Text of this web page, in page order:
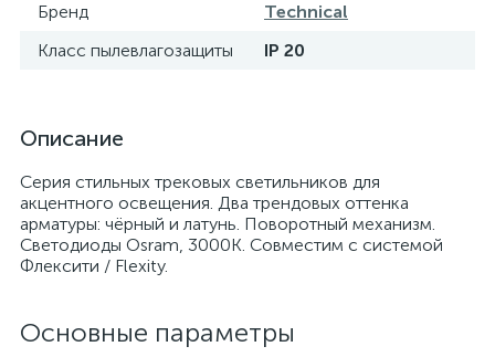
Бренд
Technical
Класс пылевлагозащиты
IP 20
Описание
Серия стильных трековых светильников для
акцентного освещения. Два трендовых оттенка
арматуры: чёрный и латунь. Поворотный механизм.
Светодиоды Osram, 3000K. Совместим с системой
Флексити / Flexity.
Основные параметры